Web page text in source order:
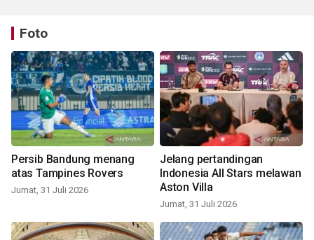
Foto
Persib Bandung menang
atas Tampines Rovers
Jumat, 31 Juli 2026
Jelang pertandingan
Indonesia All Stars melawan
Aston Villa
Jumat, 31 Juli 2026